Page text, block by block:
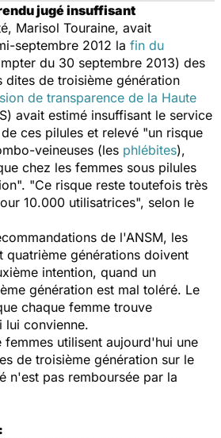
jugé insuffisant
Marisol Touraine, avait
septembre 2012 la fin du
du 30 septembre 2013) des
dites de troisième génération
de transparence de la Haute
avait estimé insuffisant le service
ces pilules et relevé "un risque
veineuses (les phlébites),
chez les femmes sous pilules
"Ce risque reste toutefois très
10.000 utilisatrices", selon le
de l'ANSM, les
quatrième générations doivent
intention, quand un
génération est mal toléré. Le
chaque femme trouve
lui convienne.
femmes utilisent aujourd'hui une
de troisième génération sur le
n'est pas remboursée par la